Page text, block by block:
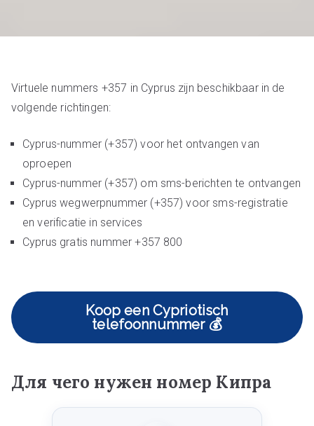
Virtuele nummers +357 in Cyprus zijn beschikbaar in de
volgende richtingen:
Cyprus-nummer (+357) voor het ontvangen van
oproepen
Cyprus-nummer (+357) om sms-berichten te ontvangen
Cyprus wegwerpnummer (+357) voor sms-registratie
en verificatie in services
Cyprus gratis nummer +357 800
Koop een Cypriotisch
telefoonnummer 💰
Для чего нужен номер Кипра